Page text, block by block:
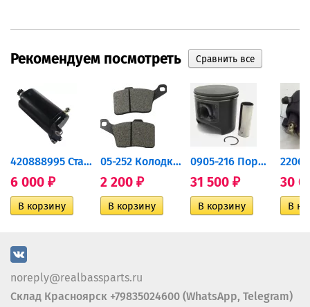
Рекомендуем посмотреть
420888995 Стартер для...
6 000 ₽
05-252 Колодки тормозные...
2 200 ₽
0905-216 Поршень Arctic Cat...
31 500 ₽ 30
noreply@realbassparts.ru
Склад Красноярск +79835024600 (WhatsApp, Telegram)